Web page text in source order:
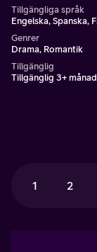
Tillgängliga språk
Engelska, Spanska,
Genrer
Drama, Romantik
Tillgänglig
Tillgänglig 3+
1 2